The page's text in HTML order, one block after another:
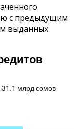
с предыдущим
выданных